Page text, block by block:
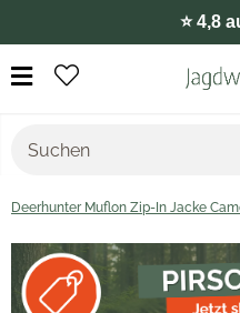
⭐️ 4,8
Deerhunter Muflon Zip-In Jacke